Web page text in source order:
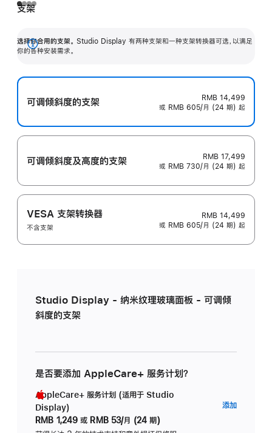
支架
选择你合用的支架。 Studio Display 有两种支架和一种支架转换器可选，以满足
你的各种安装需求。
展
可调倾斜度的支架
RMB 14,499
或 RMB 605/月 (24 期) 起
可调倾斜度及高‍度的支‍架
RMB 17,499
或 RMB 730/月 (24 期) 起
VESA 支架转换器
不含支架
RMB 14,499
或 RMB 605/月 (24 期) 起
Studio Display - 纳米纹理玻璃面板 - 可调倾
斜度的支架
是否要添加 AppleCare+ 服务计划？
AppleCare+ 服务计划 (适用于 Studio
Display)
RMB 1,249 或 RMB 53/月 (24 期)
添加